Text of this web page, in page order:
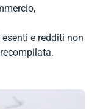
e redditi non